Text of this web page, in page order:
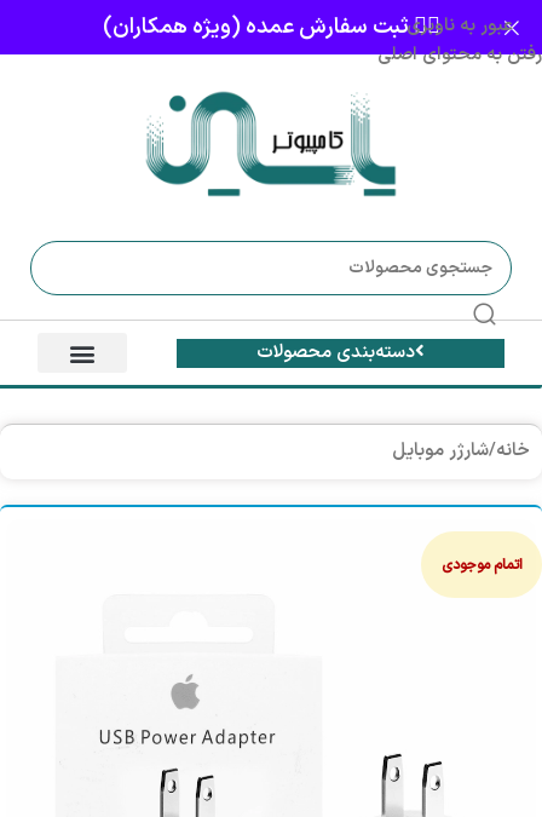
عبور به ناوبری
رفتن به محتوای اصلی
👈🏻 ثبت سفارش عمده (ویژه همکاران)
دسته‌بندی محصولات
خانه/شارژر موبایل
اتمام موجودی